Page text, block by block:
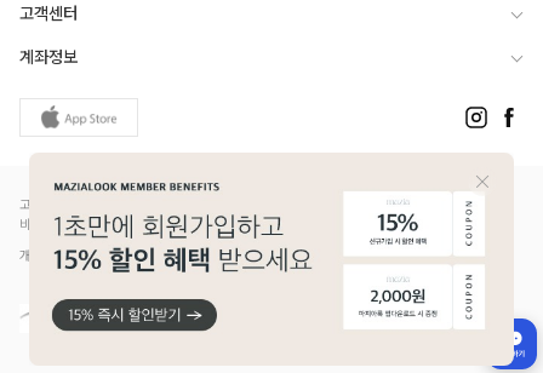
고객센터
계좌정보
고객님은 안전거래를 위해 현금 등으로 결제 시 저희 쇼핑몰에서 가입한 PG사의 구매안전서
비스를 이용하실 수 있습니다.
개인정보보호배상책임보험(Ⅱ) 가입 - 메리츠화재 증권번호 14610-1327